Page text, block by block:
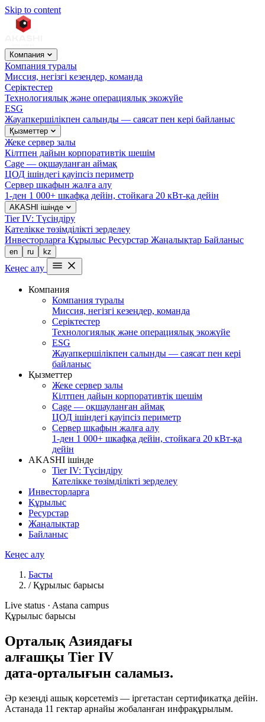
Skip to content
Компания
Компания туралы
Миссия, негізгі кезеңдер, команда
Серіктестер
Технологиялық және операциялық экожүйе
ESG
Жауапкершілікпен салынды — саясат пен кері байланыс
Қызметтер
Жеке сервер залы
Кілтпен дайын корпоративтік шешім
Cage — оқшауланған аймақ
ЦОД ішіндегі қауіпсіз периметр
Сервер шкафын жалға алу
1-ден 1 000+ шкафқа дейін, стойкаға 20 кВт-қа дейін
AKASHI ішінде
Tier IV: Түсіндіру
Қателікке төзімділікті зерделеу
Инвесторларға Құрылыс Ресурстар Жаңалықтар Байланыс
en ru kz
Кеңес алу
Компания
Компания туралы
Миссия, негізгі кезеңдер, команда
Серіктестер
Технологиялық және операциялық экожүйе
ESG
Жауапкершілікпен салынды — саясат пен кері
байланыс
Қызметтер
Жеке сервер залы
Кілтпен дайын корпоративтік шешім
Cage — оқшауланған аймақ
ЦОД ішіндегі қауіпсіз периметр
Сервер шкафын жалға алу
1-ден 1 000+ шкафқа дейін, стойкаға 20 кВт-қа
дейін
AKASHI ішінде
Tier IV: Түсіндіру
Қателікке төзімділікті зерделеу
Инвесторларға
Құрылыс
Ресурстар
Жаңалықтар
Байланыс
Кеңес алу
Басты
/ Құрылыс барысы
Live status · Astana campus
Құрылыс барысы
Орталық Азиядағы
алғашқы Tier IV
дата-орталығын саламыз.
Әр кезеңді ашық көрсетеміз — іргетастан сертификатқа дейін.
Астанада 11 гектар арнайы жобаланған инфрақұрылым.